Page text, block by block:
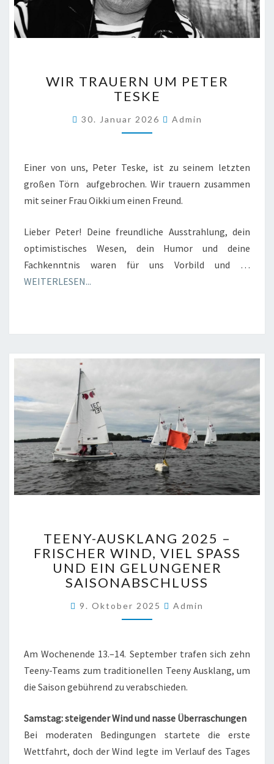
TRAUERN
UM
TESKE
WIR TRAUERN UM PETER
TESKE
30. Januar 2026 Admin
Einer von uns, Peter Teske, ist zu seinem letzten
großen Törn aufgebrochen. Wir trauern zusammen
mit seiner Frau Oikki um einen Freund.
Lieber Peter! Deine freundliche Ausstrahlung, dein
optimistisches Wesen, dein Humor und deine
Fachkenntnis waren für uns Vorbild und …
WEITERLESEN...
AUSKLANG
2025
–
FRISCHER
VIEL
SPASS U
ELUNGENER S
AISONABSCHLUSS
TEENY-AUSKLANG 2025 –
FRISCHER WIND, VIEL SPASS U
ND EIN GELUNGENER S
AISONABSCHLUSS
9. Oktober 2025 Admin
Am Wochenende 13.–14. September trafen sich zehn
Teeny-Teams zum traditionellen Teeny Ausklang, um
die Saison gebührend zu verabschieden.
Samstag: steigender Wind und nasse Überraschungen
Bei moderaten Bedingungen startete die erste
Wettfahrt, doch der Wind legte im Verlauf des Tages